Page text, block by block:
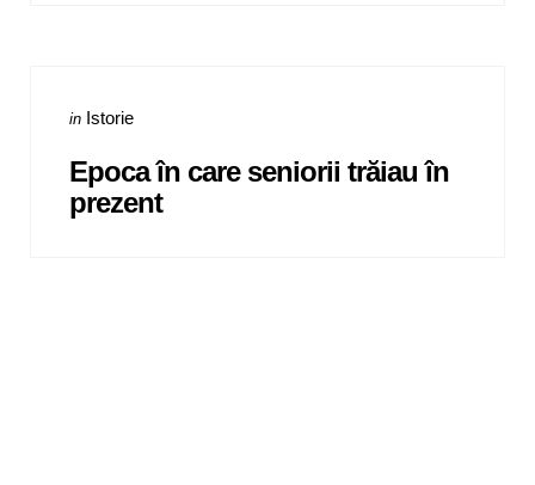
Categories
Posted
in Istorie
Epoca în care seniorii trăiau în
prezent